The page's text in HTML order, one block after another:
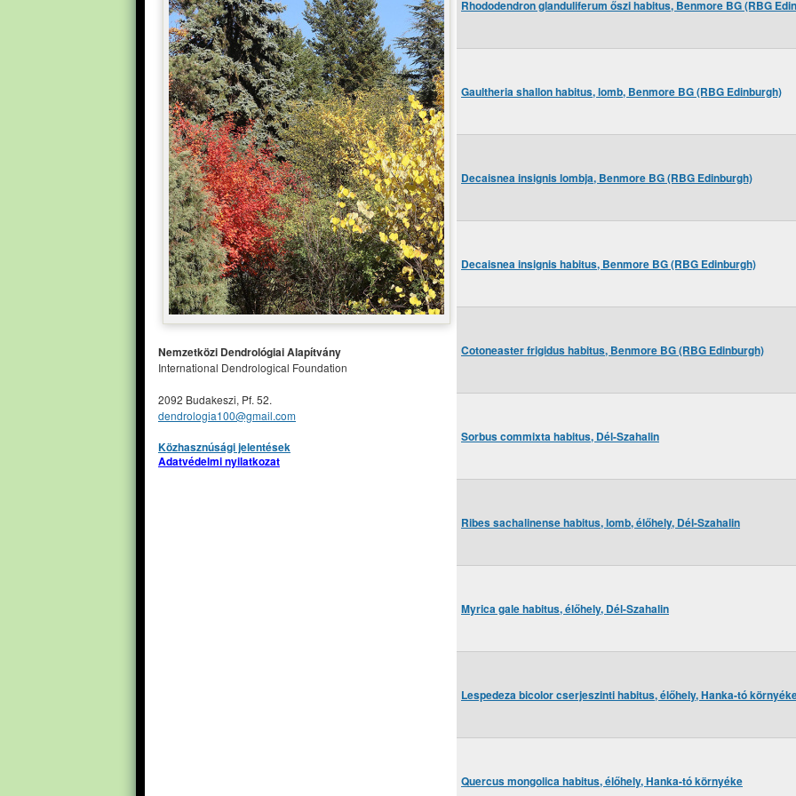
Rhododendron glanduliferum őszi habitus, Benmore BG (RBG
Gaultheria shallon habitus, lomb, Benmore BG (RBG Edinburgh)
Decaisnea insignis lombja, Benmore BG (RBG Edinburgh)
Decaisnea insignis habitus, Benmore BG (RBG Edinburgh)
Cotoneaster frigidus habitus, Benmore BG (RBG Edinburgh)
Sorbus commixta habitus, Dél-Szahalin
Ribes sachalinense habitus, lomb, élőhely, Dél-Szahalin
Myrica gale habitus, élőhely, Dél-Szahalin
Lespedeza bicolor cserjeszinti habitus, élőhely, Hanka-tó
Quercus mongolica habitus, élőhely, Hanka-tó környéke
Nemzetközi Dendrológiai Alapítvány
International Dendrological Foundation
2092 Budakeszi, Pf. 52.
dendrologia100@gmail.com
Közhasznúsági jelentések
Adatvédelmi nyilatkozat